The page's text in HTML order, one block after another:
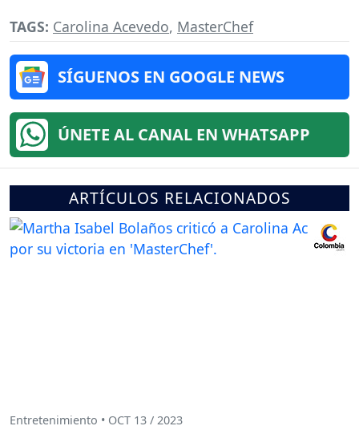
TAGS: Carolina Acevedo, MasterChef
SÍGUENOS EN GOOGLE NEWS
ÚNETE AL CANAL EN WHATSAPP
ARTÍCULOS RELACIONADOS
Entretenimiento • OCT 13 / 2023